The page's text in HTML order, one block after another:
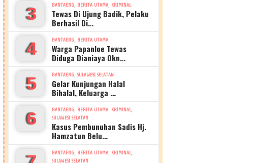
3 BANTAENG, BERITA UTAMA, KRIMINAL
Tewas Di Ujung Badik, Pelaku
Berhasil Di…
4 BANTAENG, BERITA UTAMA
Warga Papanloe Tewas
Diduga Dianiaya Okn…
5 BANTAENG,SULAWESI SELATAN
Gelar Kunjungan Halal
Bihalal, Keluarga …
6 BANTAENG, BERITA UTAMA, KRIMINAL,
SULAWESI SELATAN
Kasus Pembunuhan Sadis Hj.
Hamzatun Belu…
BANTAENG, BERITA UTAMA, KRIMINAL,
SULAWESI SELATAN